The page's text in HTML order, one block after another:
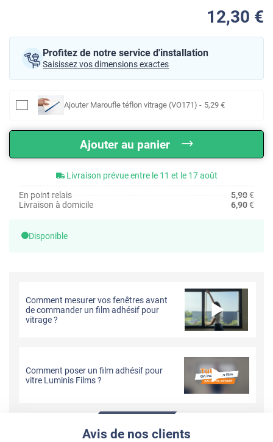
12,30 €
Profitez de notre service d'installation
Saisissez vos dimensions exactes
Ajouter Maroufle téflon vitrage (VO171) - 5,29 €
Ajouter au panier
Livraison prévue entre le 11 et le 17 août
En point relais
5,90€
Livraison à domicile
6,90€
Disponible
Comment mesurer vos fenêtres avant
de commander un film adhésif pour
vitrage ?
Comment poser un film adhésif pour
vitre Luminis Films ?
Avis de nos clients